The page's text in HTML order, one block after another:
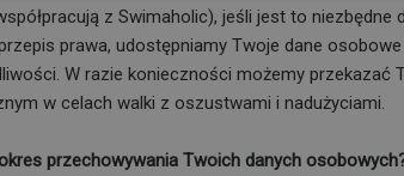
z Swimaholic), jeśli jest to niezbędne
prawa, udostępniamy Twoje dane
W razie konieczności możemy przekazać
w celach walki z oszustwami i nadużyciami.
przechowywania Twoich danych